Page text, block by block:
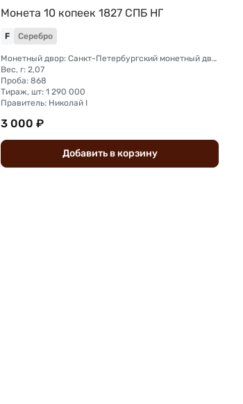
Монета 10 копеек 1827 СПБ НГ
F Серебро
Монетный двор: Санкт-Петербургский монетный двор
Вес, г: 2,07
Проба: 868
Тираж, шт: 1 290 000
Правитель: Николай I
3 000 ₽
Добавить вкорзину